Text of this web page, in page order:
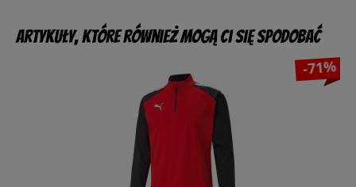
Artykuły, które również mogą Ci się spodobać
-71%